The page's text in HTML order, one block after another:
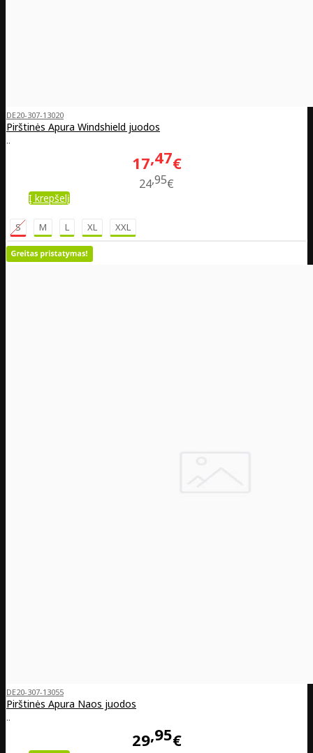
DE20-307-13020
Pirštinės Apura Windshield juodos
..
17 47€
2495€
Į krepšelį
S M L XL XXL
DE20-307-13055
Pirštinės Apura Naos juodos
..
29 95€